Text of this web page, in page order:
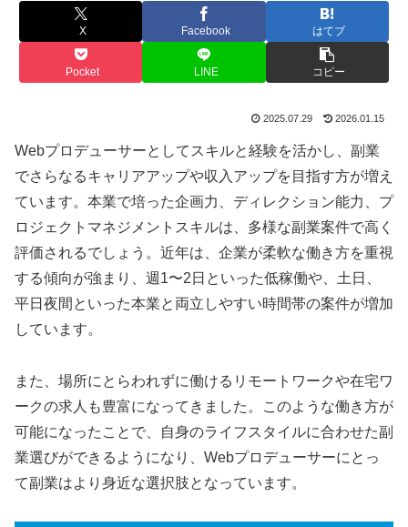
X Facebook はてブ
Pocket LINE コピー
2025.07.29 2026.01.15
Webプロデューサーとしてスキルと経験を活かし、副業
でさらなるキャリアアップや収入アップを目指す方が増え
ています。本業で培った企画力、ディレクション能力、プ
ロジェクトマネジメントスキルは、多様な副業案件で高く
評価されるでしょう。近年は、企業が柔軟な働き方を重視
する傾向が強まり、週1〜2日といった低稼働や、土日、
平日夜間といった本業と両立しやすい時間帯の案件が増加
しています。
また、場所にとらわれずに働けるリモートワークや在宅ワ
ークの求人も豊富になってきました。このような働き方が
可能になったことで、自身のライフスタイルに合わせた副
業選びができるようになり、Webプロデューサーにとっ
て副業はより身近な選択肢となっています。